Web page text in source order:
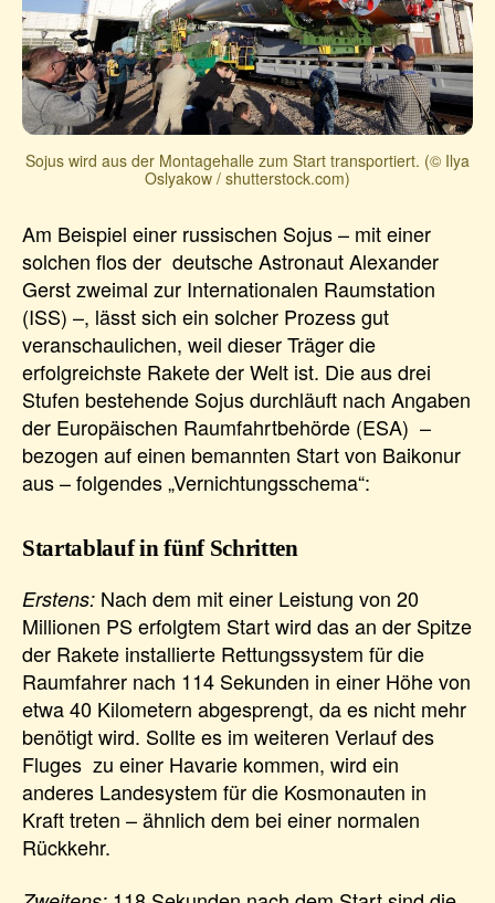
Sojus wird aus der Montagehalle zum Start transportiert. (© Ilya
Oslyakow / shutterstock.com)
Am Beispiel einer russischen Sojus – mit einer
solchen flos der deutsche Astronaut Alexander
Gerst zweimal zur Internationalen Raumstation
(ISS) –, lässt sich ein solcher Prozess gut
veranschaulichen, weil dieser Träger die
erfolgreichste Rakete der Welt ist. Die aus drei
Stufen bestehende Sojus durchläuft nach Angaben
der Europäischen Raumfahrtbehörde (ESA) –
bezogen auf einen bemannten Start von Baikonur
aus – folgendes „Vernichtungsschema“:
Startablauf in fünf Schritten
Erstens: Nach dem mit einer Leistung von 20
Millionen PS erfolgtem Start wird das an der Spitze
der Rakete installierte Rettungssystem für die
Raumfahrer nach 114 Sekunden in einer Höhe von
etwa 40 Kilometern abgesprengt, da es nicht mehr
benötigt wird. Sollte es im weiteren Verlauf des
Fluges zu einer Havarie kommen, wird ein
anderes Landesystem für die Kosmonauten in
Kraft treten – ähnlich dem bei einer normalen
Rückkehr.